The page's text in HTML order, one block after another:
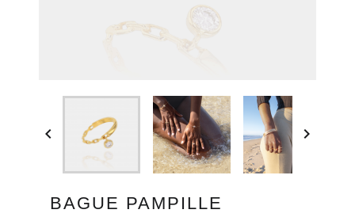
 
BAGUE PAMPILLE